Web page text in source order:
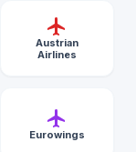
Austrian
Airlines
Eurowings